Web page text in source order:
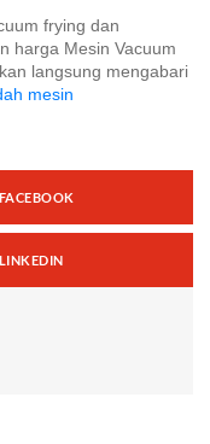
frying dan
harga Mesin Vacuum
langsung mengabari
mesin
FACEBOOK
LINKEDIN